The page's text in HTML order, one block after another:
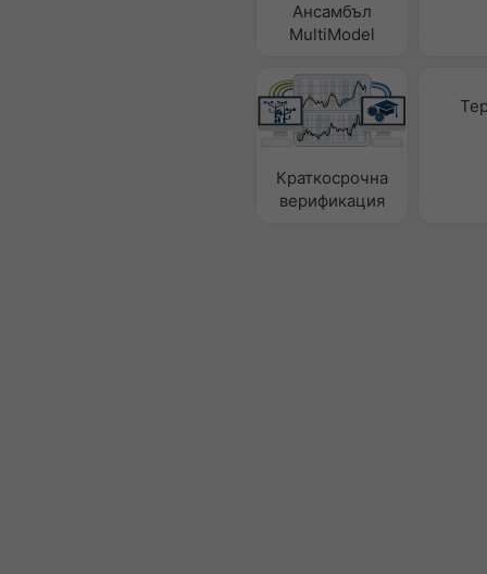
Ансамбъл
MultiModel
Краткосрочна
верификация